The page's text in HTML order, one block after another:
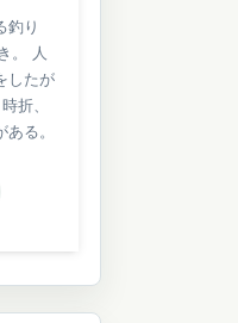
釣り
。 人
したが
折、
る。